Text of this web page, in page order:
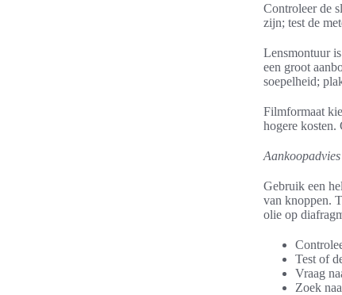
Controleer de
zijn; test de
Lensmontuur
een groot
soepelheid;
Filmformaat
hogere
Gebruik een
van knoppen.
olie op
Test of
Vraag
Zoek